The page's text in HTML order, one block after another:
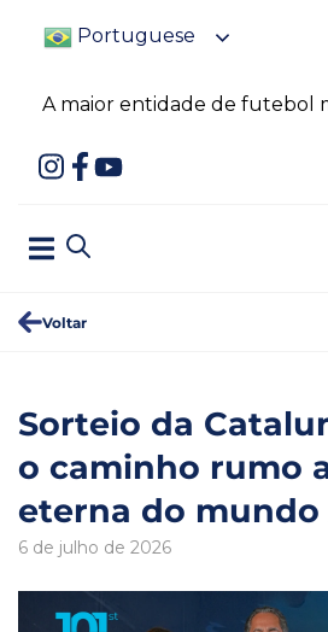
Portuguese
A maior entidade de futebol
Voltar
Sorteio da
o caminho rumo
eterna do mundo
6 de julho de 2026